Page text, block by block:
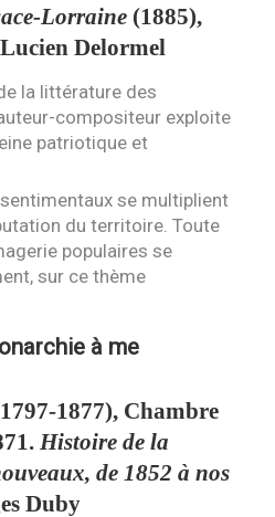
Lorraine (1885),
Delormel
la littérature des
compositeur exploite
patriotique et
se multiplient
du territoire. Toute
populaires se
sur ce thème
à me
1877), Chambre
Histoire de la
de 1852 à nos
Duby